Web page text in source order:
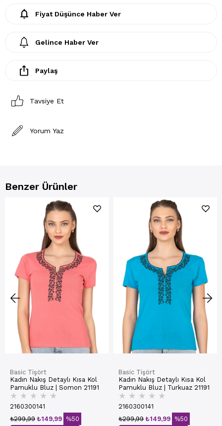
Fiyat Düşünce Haber Ver
Gelince Haber Ver
Paylaş
Tavsiye Et
Yorum Yaz
Benzer Ürünler
Basic Tişört
Kadın Nakış Detaylı Kısa Kol
Pamuklu Bluz | Somon 21191
★ ★ ★ ★ ★
2160300141
₺149,99
₺299,99 %50
Basic Tişört
Kadın Nakış Detaylı Kısa Kol
Pamuklu Bluz | Turkuaz 21191
★ ★ ★ ★ ★
2160300141
₺149,99
₺299,99 %50